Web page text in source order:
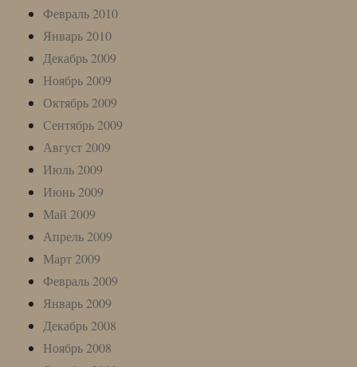
Февраль 2010
Январь 2010
Декабрь 2009
Ноябрь 2009
Октябрь 2009
Сентябрь 2009
Август 2009
Июль 2009
Июнь 2009
Май 2009
Апрель 2009
Март 2009
Февраль 2009
Январь 2009
Декабрь 2008
Ноябрь 2008